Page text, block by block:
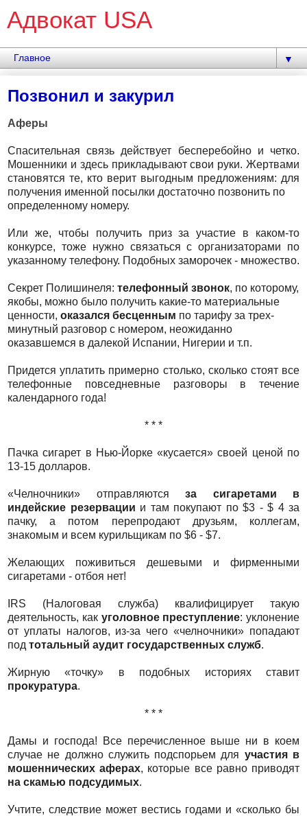
Адвокат USA
▼
Позвонил и закурил
Аферы
Спасительная связь действует бесперебойно и четко.
Мошенники и здесь прикладывают свои руки. Жертвами
становятся те, кто верит выгодным предложениям: для
получения именной посылки достаточно позвонить по
определенному номеру.
Или же, чтобы получить приз за участие в каком-то
конкурсе, тоже нужно связаться с организаторами по
указанному телефону. Подобных заморочек - множество.
Секрет Полишинеля: телефонный звонок, по которому,
якобы, можно было получить какие-то материальные
ценности, оказался бесценным по тарифу за трех-
минутный разговор с номером, неожиданно
оказавшемся в далекой Испании, Нигерии и т.п.
Придется уплатить примерно столько, сколько стоят все
телефонные повседневные разговоры в течение
календарного года!
* * *
Пачка сигарет в Нью-Йорке «кусается» своей ценой по
13-15 долларов.
«Челночники» отправляются за сигаретами в
индейские резервации и там покупают по $3 - $ 4 за
пачку, а потом перепродают друзьям, коллегам,
знакомым и всем курильщикам по $6 - $7.
Желающих поживиться дешевыми и фирменными
сигаретами - отбоя нет!
IRS (Налоговая служба) квалифицирует такую
деятельность, как уголовное преступление: уклонение
от уплаты налогов, из-за чего «челночники» попадают
под тотальный аудит государственных служб.
Жирную «точку» в подобных историях ставит
прокуратура.
* * *
Дамы и господа! Все перечисленное выше ни в коем
случае не должно служить подспорьем для участия в
мошеннических аферах, которые все равно приводят
на скамью подсудимых.
Учтите, следствие может вестись годами и «сколько бы